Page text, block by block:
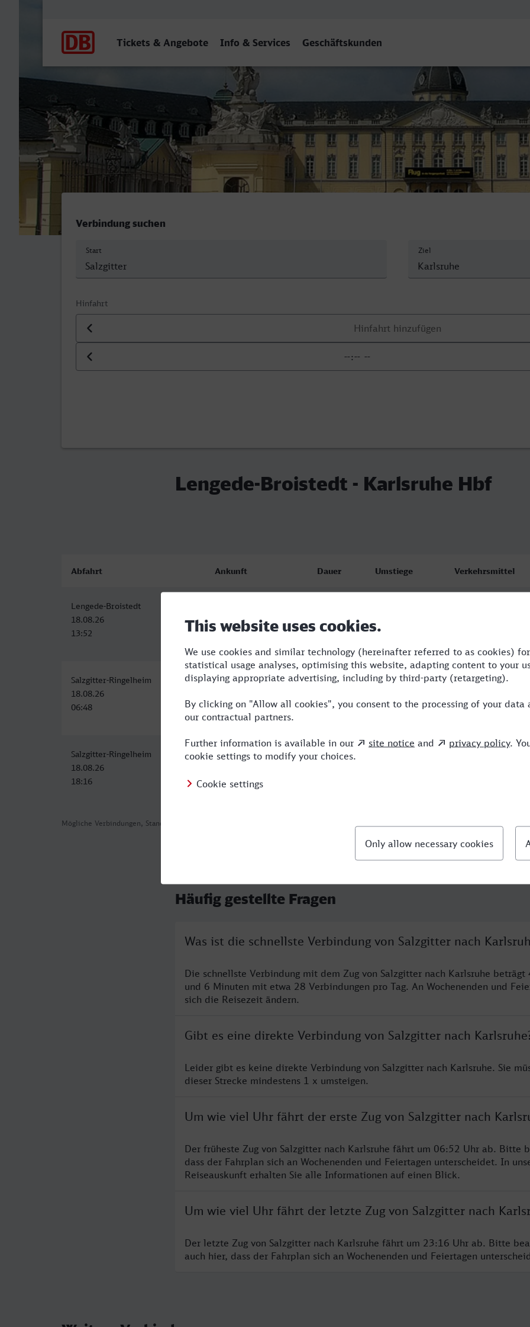
Tickets & Angebote Info & Services Geschäftskunden
Lengede-Broistedt - Karlsruhe Hbf
Verbindung suchen
Start Ziel
Hinfahrt
Datum der Hinfahrt
Uhrzeit der Hinfahrt
Lengede-Broistedt - Karlsruhe Hbf
Mögliche Verbindungen, Stand: 2026-08-04 13:09
Abfahrt Ankunft Dauer Umstiege Verkehrsmittel
Lengede-Broistedt
18.08.26
13:52
18.08.26
17:58
Salzgitter-Ringelheim
18.08.26
06:48
Karlsruhe Hbf
11:23
4:35 1 ERX,ICE
Salzgitter-Ringelheim
18.08.26
18:16
Karlsruhe Hbf
23:23
5:07
Häufig gestellte Fragen
Was ist die schnellste Verbindung von Salzgitter nach
Die schnellste Verbindung mit dem Zug von Salzgitter nach Karlsruhe beträgt
und 6 Minuten mit etwa 28 Verbindungen pro Tag. An Wochenenden und
sich die Reisezeit ändern.
Gibt es eine direkte Verbindung von Salzgitter nach
Leider gibt es keine direkte Verbindung von Salzgitter nach Karlsruhe. Sie
dieser Strecke mindestens 1 x umsteigen.
Um wie viel Uhr fährt der erste Zug von Salzgitter nach
Der früheste Zug von Salzgitter nach Karlsruhe fährt um 06:52 Uhr ab. Bitte
dass der Fahrplan sich an Wochenenden und Feiertagen unterscheidet. In
Reiseauskunft erhalten Sie alle Informationen auf einen Blick.
Um wie viel Uhr fährt der letzte Zug von Salzgitter nach
Der letzte Zug von Salzgitter nach Karlsruhe fährt um 23:16 Uhr ab. Bitte
auch hier, dass der Fahrplan sich an Wochenenden und Feiertagen